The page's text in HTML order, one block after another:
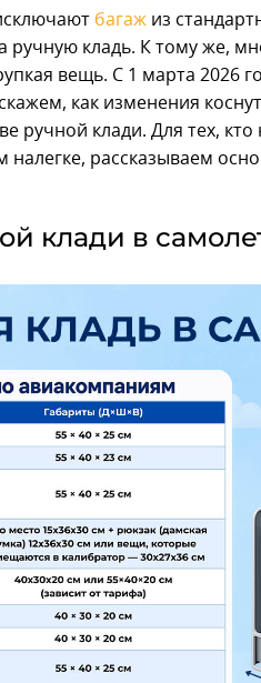
багаж из
кладь. К тому же,
вещь. С 1 марта 2026
как изменения
ручной клади. Для тех,
налегке, рассказываем
клади в